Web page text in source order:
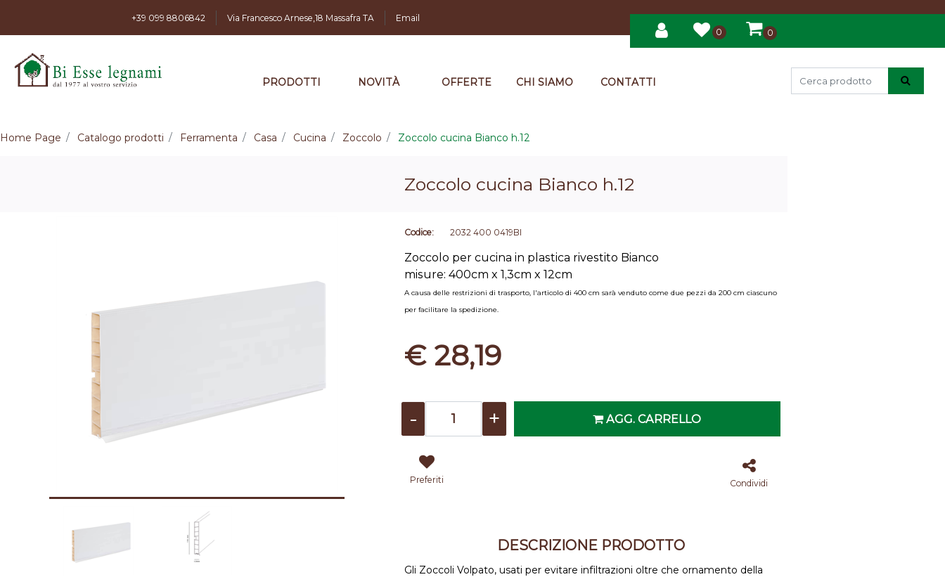
+39 099 8806842 Via Francesco Arnese,18 Massafra TA
Email
0
0
PRODOTTI NOVITÀ OFFERTE CHI SIAMO CONTATTI
Home Page Catalogo prodotti Ferramenta Casa Cucina Zoccolo Zoccolo cucina Bianco h.12
Zoccolo cucina Bianco h.12
Codice: 2032 400 0419BI
Zoccolo per cucina in plastica rivestito Bianco
misure: 400cm x 1,3cm x 12cm
A causa delle restrizioni di trasporto, l'articolo di 400 cm sarà venduto come due pezzi da 200 cm ciascuno
per facilitare la spedizione.
€ 28,19
AGG. CARRELLO
Preferiti Condividi
DESCRIZIONE PRODOTTO
Gli Zoccoli Volpato, usati per evitare infiltrazioni oltre che ornamento della